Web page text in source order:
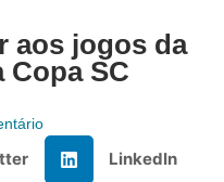
aos jogos da
Copa SC
LinkedIn